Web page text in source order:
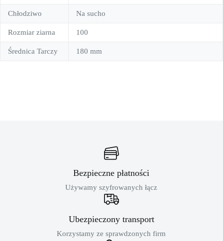
Chłodziwo Na sucho
Rozmiar ziarna 100
Średnica Tarczy 180 mm
Bezpieczne płatności
Używamy szyfrowanych łącz
Ubezpieczony transport
Korzystamy ze sprawdzonych firm